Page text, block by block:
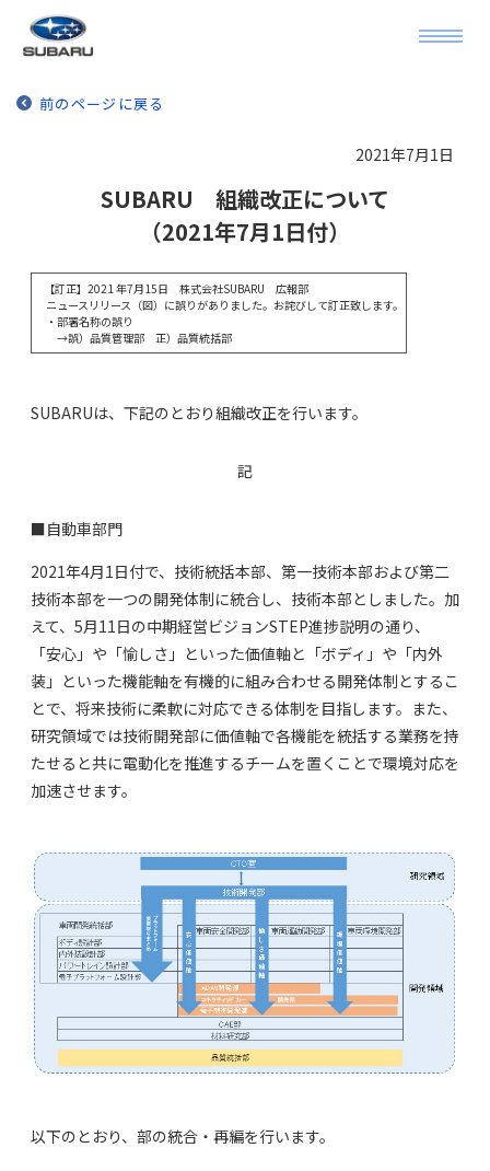
前のページに戻る
2021年7月1日
SUBARU 組織改正について
（2021年7月1日付）
【訂正】2021 年7月15日 株式会社SUBARU 広報部
ニュースリリース（図）に誤りがありました。お詫びして訂正致します。
・部署名称の誤り
→誤）品質管理部 正）品質統括部
SUBARUは、下記のとおり組織改正を行います。
記
■自動車部門
2021年4月1日付で、技術統括本部、第一技術本部および第二
技術本部を一つの開発体制に統合し、技術本部としました。加
えて、5月11日の中期経営ビジョンSTEP進捗説明の通り、
「安心」や「愉しさ」といった価値軸と「ボディ」や「内外
装」といった機能軸を有機的に組み合わせる開発体制とするこ
とで、将来技術に柔軟に対応できる体制を目指します。また、
研究領域では技術開発部に価値軸で各機能を統括する業務を持
たせると共に電動化を推進するチームを置くことで環境対応を
加速させます。
以下のとおり、部の統合・再編を行います。